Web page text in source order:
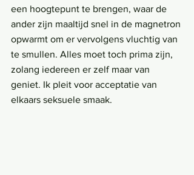
een hoogtepunt te brengen, waar de
ander zijn maaltijd snel in de magnetron
opwarmt om er vervolgens vluchtig van
te smullen. Alles moet toch prima zijn,
zolang iedereen er zelf maar van
geniet. Ik pleit voor acceptatie van
elkaars seksuele smaak.